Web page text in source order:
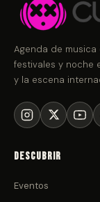
Agenda de musica
festivales y noche
y la escena
Descubrir
Eventos